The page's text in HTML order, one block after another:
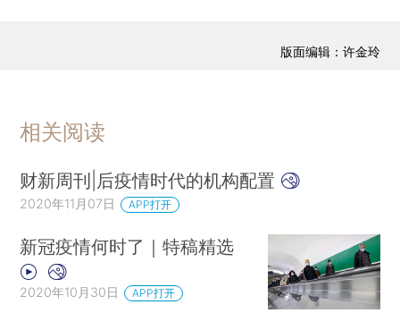
版面编辑：许金玲
相关阅读
财新周刊|后疫情时代的机构配置
2020年11月07日 APP打开
新冠疫情何时了｜特稿精选
2020年10月30日 APP打开